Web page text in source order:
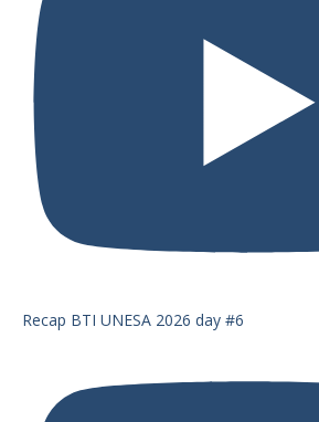
Recap BTI UNESA 2026 day #6